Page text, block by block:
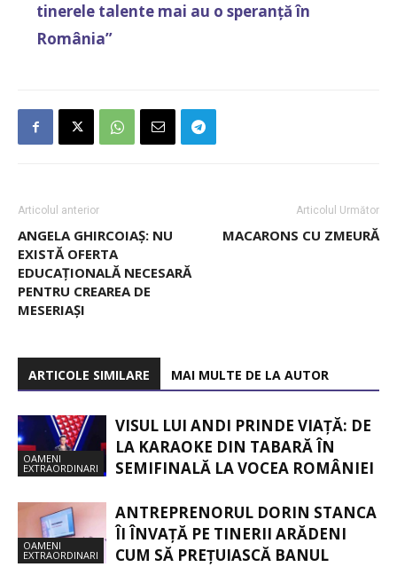
tinerele talente mai au o speranță în
România”
Articolul anterior
ANGELA GHIRCOIAȘ: NU
EXISTĂ OFERTA
EDUCAȚIONALĂ NECESARĂ
PENTRU CREAREA DE
MESERIAȘI
Articolul Următor
MACARONS CU ZMEURĂ
ARTICOLE SIMILARE MAI MULTE DE LA AUTOR
OAMENI
EXTRAORDINARI
VISUL LUI ANDI PRINDE VIAȚĂ: DE
LA KARAOKE DIN TABARĂ ÎN
SEMIFINALĂ LA VOCEA ROMÂNIEI
OAMENI
EXTRAORDINARI
ANTREPRENORUL DORIN STANCA
ÎI ÎNVAȚĂ PE TINERII ARĂDENI
CUM SĂ PREȚUIASCĂ BANUL